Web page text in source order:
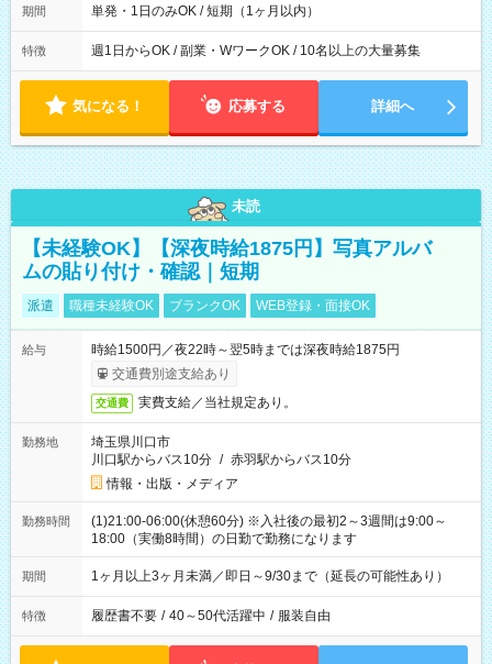
期間 単発・1日のみOK / 短期（1ヶ月以内）
特徴 週1日からOK / 副業・WワークOK / 10名以上の大量募集
気になる！ 応募する 詳細へ
未読
【未経験OK】【深夜時給1875円】写真アルバ
ムの貼り付け・確認｜短期
派遣 職種未経験OK ブランクOK WEB登録・面接OK
給与
時給1500円／夜22時～翌5時までは深夜時給1875円
交通費別途支給あり
交通費 実費支給／当社規定あり。
勤務地
埼玉県川口市
川口駅からバス10分 / 赤羽駅からバス10分
情報・出版・メディア
勤務時間
(1)21:00-06:00(休憩60分) ※入社後の最初2～3週間は9:00～
18:00（実働8時間）の日勤で勤務になります
期間 1ヶ月以上3ヶ月未満／即日～9/30まで（延長の可能性あり）
特徴 履歴書不要 / 40～50代活躍中 / 服装自由